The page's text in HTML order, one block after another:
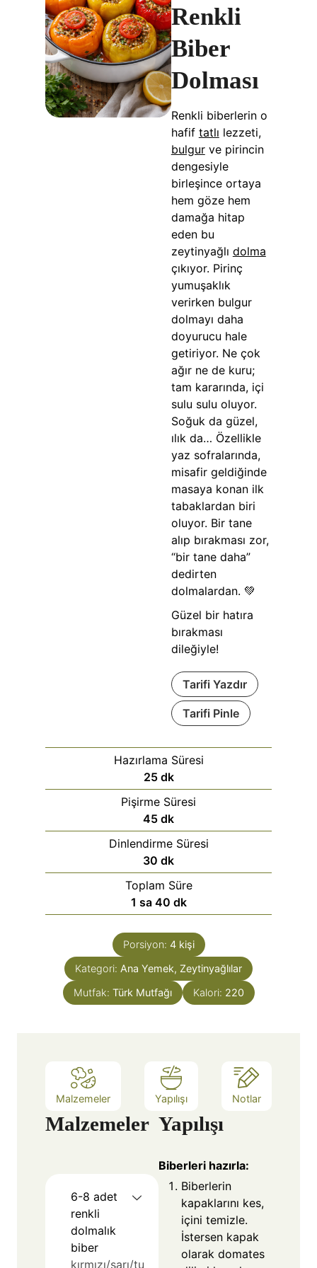
t
Renkli
Biber
Dolması
Renkli biberlerin o
hafif tatlı lezzeti,
bulgurve pirincin
dengesiyle
birleşince ortaya
hem göze hem
damağa hitap
eden bu
zeytinyağlı dolma
çıkıyor. Pirinç
yumuşaklık
verirken bulgur
dolmayı daha
doyurucu hale
getiriyor. Ne çok
ağır ne de kuru;
tam kararında, içi
sulu sulu oluyor.
Soğuk da güzel,
ılık da… Özellikle
yaz sofralarında,
misafir geldiğinde
masaya konan ilk
tabaklardan biri
oluyor. Bir tane
alıp bırakması zor,
“bir tane daha”
dedirten
dolmalardan. 💚
Güzel bir hatıra
bırakması
dileğiyle!
Tarifi Yazdır
Tarifi Pinle
Hazırlama Süresi
25 dk
Pişirme Süresi
45 dk
Dinlendirme Süresi
30 dk
Toplam Süre
1 sa 40 dk
Porsiyon: 4 kişi
Kategori: Ana Yemek, Zeytinyağlılar
Mutfak: Türk Mutfağı Kalori: 220
Malzemeler Yapılışı Notlar
Malzemeler
6-8 adet
renkli
dolmalık
biber
kırmızı/sarı/tu
Yapılışı
Biberleri hazırla:
Biberlerin
kapaklarını kes,
içini temizle.
İstersen kapak
olarak domates